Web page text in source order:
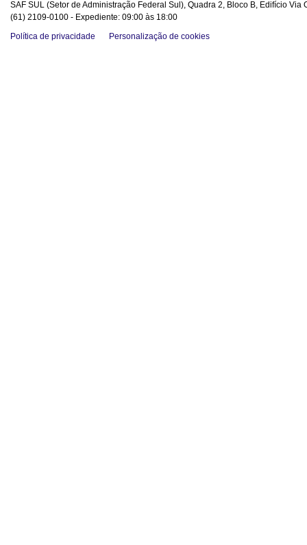
SAF SUL (Setor de Administração Federal Sul), Quadra 2, Bloco B, Edifício
(61) 2109-0100 - Expediente: 09:00 às 18:00
Política de privacidade
Personalização de cookies